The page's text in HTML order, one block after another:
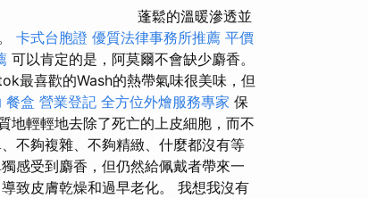
蓬鬆的溫暖滲透並
卡式台胞證 優質法律事務所推薦 平價
可以肯定的是，阿莫爾不會缺少麝香。
最喜歡的Wash的熱帶氣味很美味，但
餐盒 營業登記 全方位外燴服務專家 保
地輕輕地去除了死亡的上皮細胞，而不
不夠複雜、不夠精緻、什麼都沒有等
感受到麝香，但仍然給佩戴者帶來一
致皮膚乾燥和過早老化。 我想我沒有